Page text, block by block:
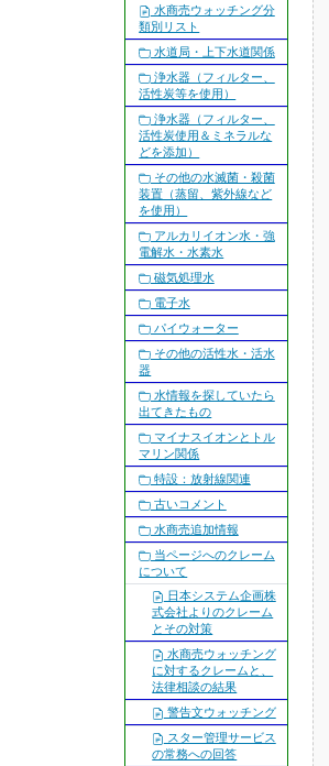
水商売ウォッチング分
類別リスト
水道局・上下水道関係
浄水器（フィルター、
活性炭等を使用）
浄水器（フィルター、
活性炭使用＆ミネラルな
どを添加）
その他の水滅菌・殺菌
装置（蒸留、紫外線など
を使用）
アルカリイオン水・強
電解水・水素水
磁気処理水
電子水
パイウォーター
その他の活性水・活水
器
水情報を探していたら
出てきたもの
マイナスイオンとトル
マリン関係
特設：放射線関連
古いコメント
水商売追加情報
当ページへのクレーム
について
日本システム企画株
式会社よりのクレーム
とその対策
水商売ウォッチング
に対するクレームと、
法律相談の結果
警告文ウォッチング
スター管理サービス
の常務への回答